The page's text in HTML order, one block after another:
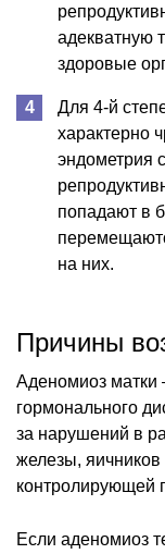
адекватную
здоровые
Для 4-й
характерно
эндометрия
попадают в
на них.
Причины
Аденомиоз матки
гормонального
за нарушений в
железы, яичников
контролирующей
Если аденомиоз